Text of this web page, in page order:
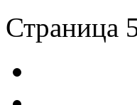
Страница